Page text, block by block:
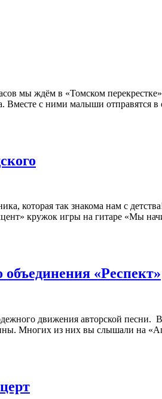
мы ждём в «Томском перекрестке»
с ними малыши отправятся в
которая так знакома нам с
кружок игры на гитаре «Мы
объединения «Респект»
движения авторской
Многих из них вы слышали на